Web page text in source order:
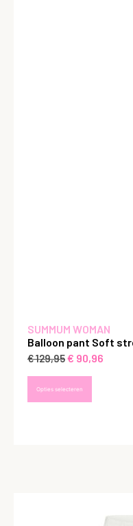
SUMMUM WOMAN
Balloon pant Soft
€129,95€ 90,96
Opties selecteren